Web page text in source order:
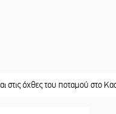
του ποταμού στο Καστόρειο ||